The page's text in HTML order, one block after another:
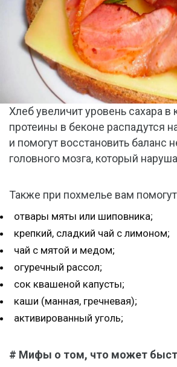
Хлеб увеличит уровень сахара в
протеины в беконе распадутся
и помогут восстановить баланс
головного мозга, который
Также при похмелье вам
отвары мяты или шиповника;
крепкий, сладкий чай с лимоном;
чай с мятой и медом;
огуречный рассол;
сок квашеной капусты;
каши (манная, гречневая);
активированный уголь;
# Мифы о том, что может